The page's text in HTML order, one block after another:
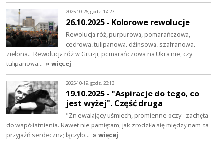
2025-10-26, godz. 14:27
26.10.2025 - Kolorowe rewolucje
Rewolucja róż, purpurowa, pomarańczowa,
cedrowa, tulipanowa, dżinsowa, szafranowa,
zielona… Rewolucja róż w Gruzji, pomarańczowa na Ukrainie, czy
tulipanowa… » więcej
2025-10-19, godz. 23:13
19.10.2025 - "Aspiracje do tego, co
jest wyżej". Część druga
"Zniewalający uśmiech, promienne oczy - zachęta
do współistnienia. Nawet nie pamiętam, jak zrodziła się między nami ta
przyjaźń serdeczna; łączyło… » więcej